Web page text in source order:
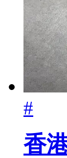
#
香